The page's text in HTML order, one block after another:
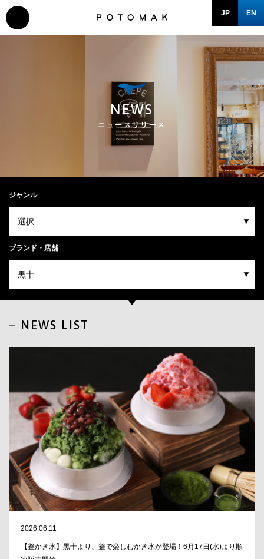
JP EN
MESSAGE
BRAND/SHOP
DOMAIN
NEWS
ニュースリリース
ジャンル
ブランド・店舗
NEWS LIST
2026.06.11
【釜かき氷】黒十より、釜で楽しむかき氷が登場！6月17日(水)より順